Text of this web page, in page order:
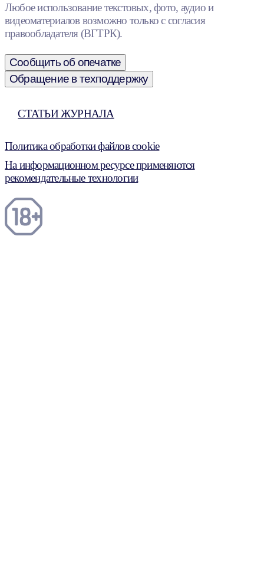
Любое использование текстовых, фото, аудио и
видеоматериалов возможно только с согласия
правообладателя (ВГТРК).
Сообщить об опечатке
Обращение в техподдержку
СТАТЬИ ЖУРНАЛА
Политика обработки файлов cookie
На информационном ресурсе применяются
рекомендательные технологии